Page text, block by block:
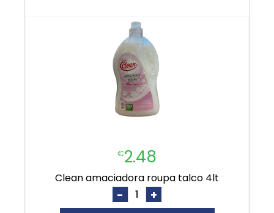
€2.48
clean amaciadora roupa talco 4lt
- +